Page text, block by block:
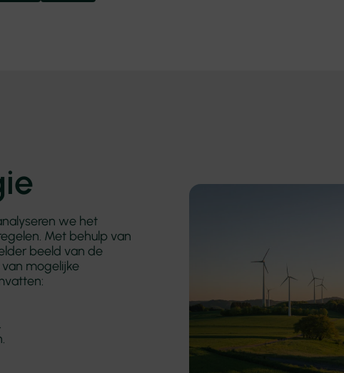
we het
Met behulp van
beeld van de
mogelijke